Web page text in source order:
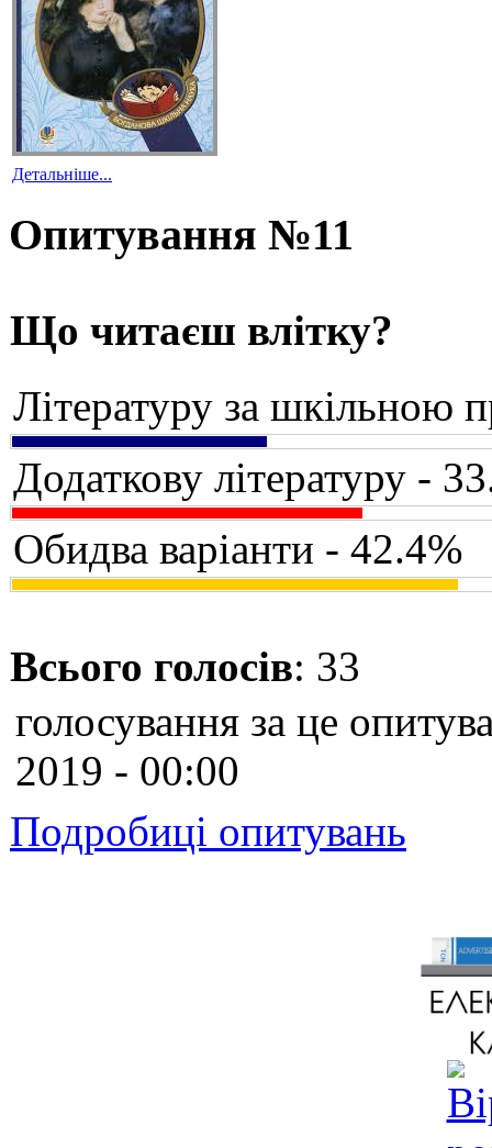
Детальніше...
Опитування №11
Що читаєш влітку?
Літературу за шкільною
Додаткову літературу -
Обидва варіанти - 42.4%
Всього голосів: 33
голосування за це
2019 - 00:00
Подробиці опитувань